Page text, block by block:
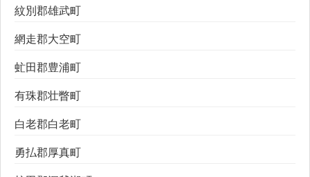
紋別郡雄武町
網走郡大空町
虻田郡豊浦町
有珠郡壮瞥町
白老郡白老町
勇払郡厚真町